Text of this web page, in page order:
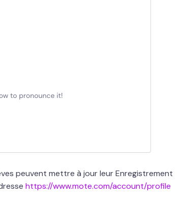
peuvent mettre à jour leur Enregistrement
https://www.mote.com/account/profile